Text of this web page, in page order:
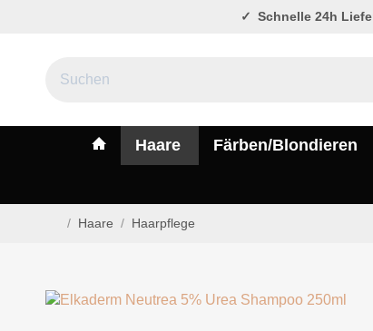
Schnelle 24h
#custom.linkHome#
Haare Färben/Blondieren
/ Haare / Haarpflege